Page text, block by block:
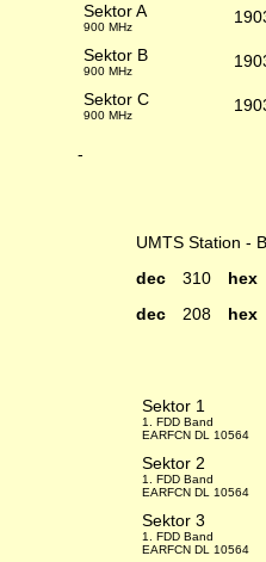
Sektor A
900 MHz
Sektor B
900 MHz
Sektor C
900 MHz
-
UMTS Station -
dec 310
dec 208
Sektor 1
1. FDD Band
EARFCN DL 10564
Sektor 2
1. FDD Band
EARFCN DL 10564
Sektor 3
1. FDD Band
EARFCN DL 10564